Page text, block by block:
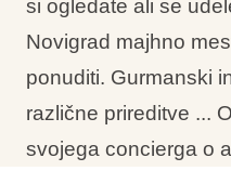
Blagovne znamke
Ami Loyalty program
Blogovi
si ogledate ali se
Novigrad majhno
ponuditi. Gurmanski
različne prireditve ...
svojega concierga o